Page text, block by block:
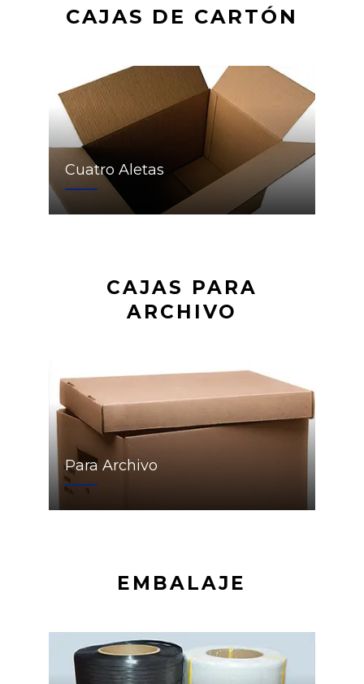
CAJAS DE CARTÓN
Cuatro Aletas
CAJAS PARA
ARCHIVO
Para Archivo
EMBALAJE